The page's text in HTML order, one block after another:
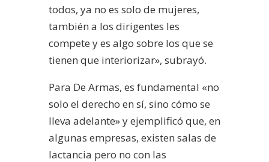
todos, ya no es solo de mujeres,
también a los dirigentes les
compete y es algo sobre los que se
tienen que interiorizar», subrayó.
Para De Armas, es fundamental «no
solo el derecho en sí, sino cómo se
lleva adelante» y ejemplificó que, en
algunas empresas, existen salas de
lactancia pero no con las